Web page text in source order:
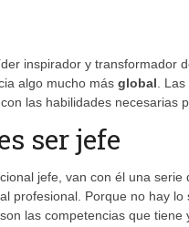
inspirador y transformador
algo mucho más global. Las
las habilidades necesarias
ser jefe
jefe, van con él una
profesional. Porque no hay
son las competencias que